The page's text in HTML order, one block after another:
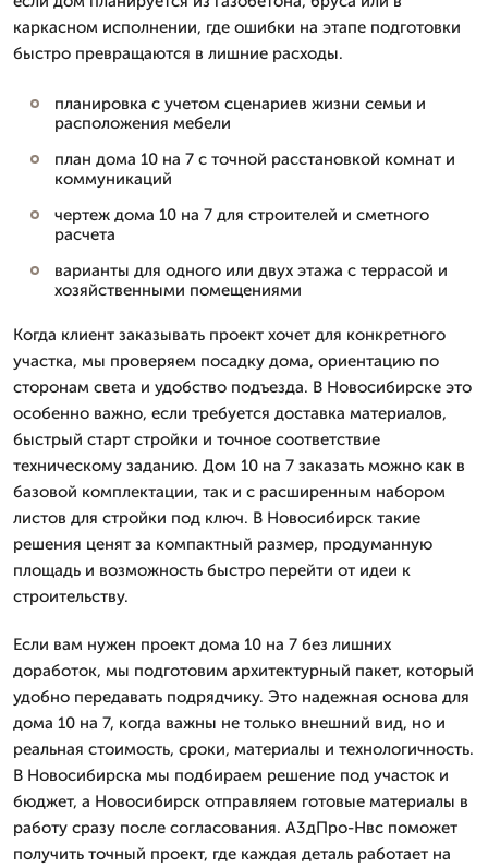
каркасном исполнении, где ошибки на этапе подготовки
быстро превращаются в лишние расходы.
планировка с учетом сценариев жизни семьи и
расположения мебели
план дома 10 на 7 с точной расстановкой комнат и
коммуникаций
чертеж дома 10 на 7 для строителей и сметного
расчета
варианты для одного или двух этажа с террасой и
хозяйственными помещениями
Когда клиент заказывать проект хочет для конкретного
участка, мы проверяем посадку дома, ориентацию по
сторонам света и удобство подъезда. В Новосибирске это
особенно важно, если требуется доставка материалов,
быстрый старт стройки и точное соответствие
техническому заданию. Дом 10 на 7 заказать можно как в
базовой комплектации, так и с расширенным набором
листов для стройки под ключ. В Новосибирск такие
решения ценят за компактный размер, продуманную
площадь и возможность быстро перейти от идеи к
строительству.
Если вам нужен проект дома 10 на 7 без лишних
доработок, мы подготовим архитектурный пакет, который
удобно передавать подрядчику. Это надежная основа для
дома 10 на 7, когда важны не только внешний вид, но и
реальная стоимость, сроки, материалы и технологичность.
В Новосибирска мы подбираем решение под участок и
бюджет, а Новосибирск отправляем готовые материалы в
работу сразу после согласования. А3дПро-Нвс поможет
получить точный проект, где каждая деталь работает на